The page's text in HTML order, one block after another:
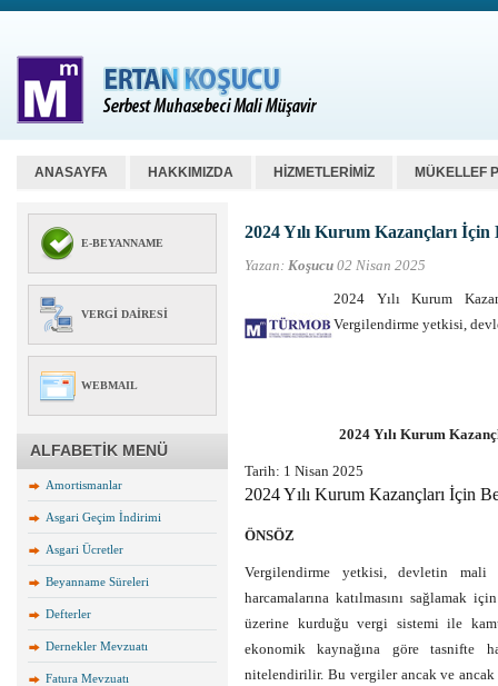
ANASAYFA HAKKIMIZDA HİZMETLERİMİZ MÜKELLEF
E-BEYANNAME
VERGI DAIRESI
WEBMAIL
ALFABETİK MENÜ
Amortismanlar
Asgari Geçim İndirimi
Asgari Ücretler
Beyanname Süreleri
Defterler
Dernekler Mevzuatı
Fatura Mevzuatı
2024 Yılı Kurum Kazançları
Yazan: Koşucu 02 Nisan 2025
2024 Yılı Kurum
Vergilendirme yetkisi,
2024 Yılı Kurum
Tarih: 1 Nisan 2025
2024 Yılı Kurum Kazançları İçin
ÖNSÖZ
Vergilendirme yetkisi, devletin
harcamalarına katılmasını sağlamak
üzerine kurduğu vergi sistemi ile
ekonomik kaynağına göre tasnifte
nitelendirilir. Bu vergiler ancak ve